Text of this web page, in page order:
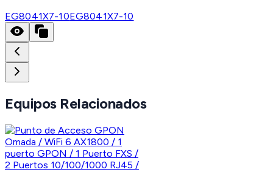
EG8041X7-10EG8041X7-10
Equipos Relacionados